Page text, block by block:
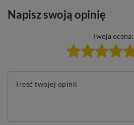
Napisz swoją opinię
Twoja ocena:
Treść twojej opinii